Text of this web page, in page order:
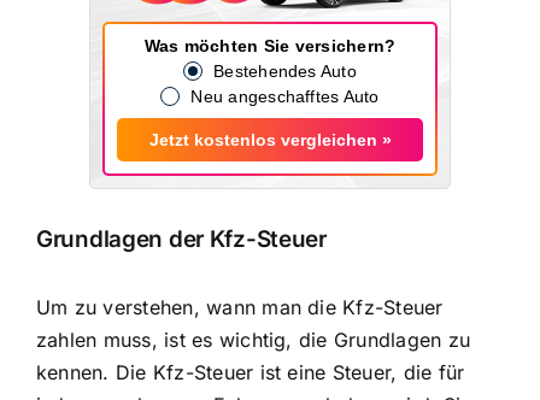
Was möchten Sie versichern?
Bestehendes Auto
Neu angeschafftes Auto
Jetzt kostenlos vergleichen »
Grundlagen der Kfz-Steuer
Um zu verstehen, wann man die Kfz-Steuer
zahlen muss, ist es wichtig, die Grundlagen zu
kennen. Die Kfz-Steuer ist eine Steuer, die für